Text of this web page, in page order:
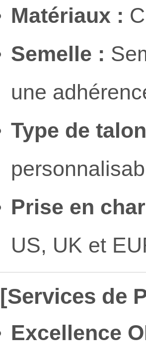
Matériaux :
Semelle :
une
Type de
Prise en
US, UK et
[Services de
Excellence